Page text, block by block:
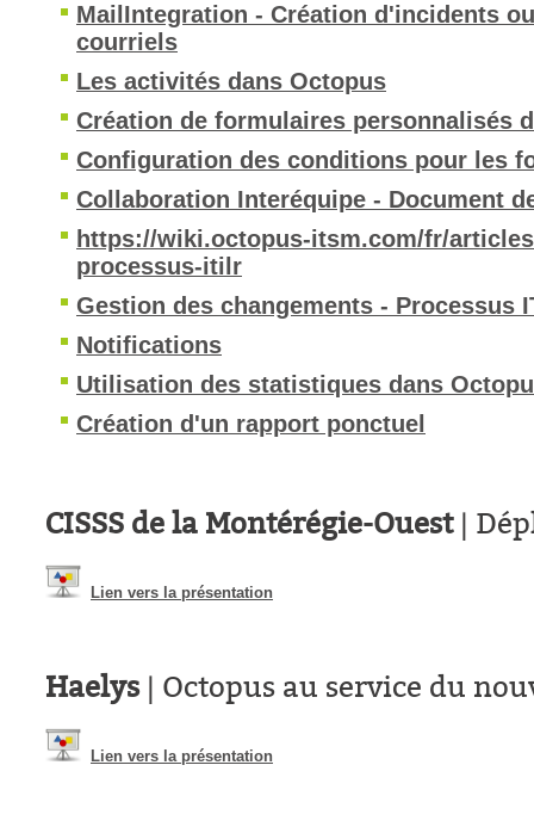
MailIntegration - Création d'incidents
courriels
Les activités dans Octopus
Création de formulaires personnalisés
Configuration des conditions pour les
Collaboration Interéquipe - Document
https://wiki.octopus-itsm.com/fr/
processus-itilr
Gestion des changements - Processus
Notifications
Utilisation des statistiques dans
Création d'un rapport ponctuel
CISSS de la Montérégie-Ouest|
Lien vers la présentation
Haelys | Octopus au service du
Lien vers la présentation